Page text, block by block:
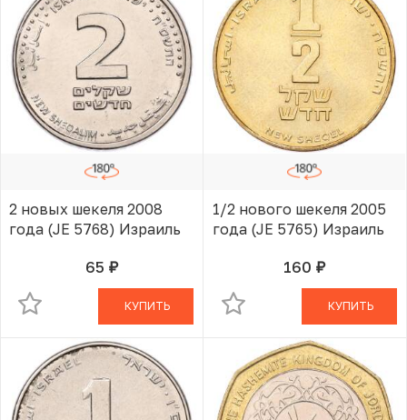
2 новых шекеля 2008
года (JE 5768) Израиль
65 руб.В КОРЗИНЕ
КУПИТЬ
1/2 нового шекеля 2005
года (JE 5765) Израиль
160 руб.В КОРЗИНЕ
КУПИТЬ